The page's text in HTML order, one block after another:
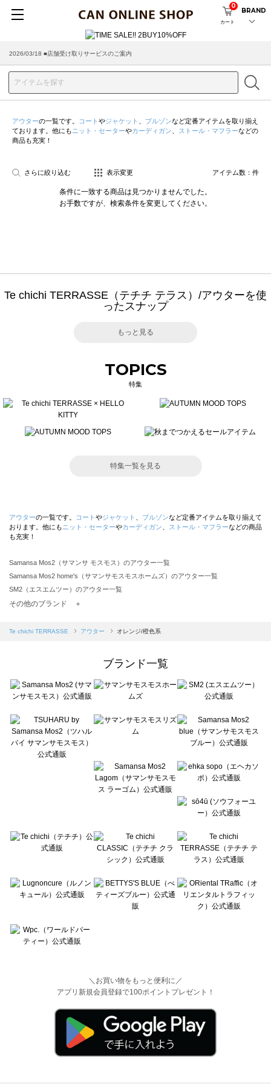
カート
0
BRAND
2026/03/18 ■店舗受け取りサービスのご案内
アウターの一覧です。 コート やジャケット ブルゾンなど定番アイテムを取り揃え
ております。他にも ニット・セーターやカーディガン ストール・マフラーなどの
商品も充実！
さらに絞り込む 表示変更 アイテム数： 件
条件に一致する商品は見つかりませんでした。
お手数ですが、検索条件を変更してください。
Te chichi TERRASSE（テチチ テラス）/アウターを使
ったスナップ
もっと見る
TOPICS
特集
特集一覧を見る
アウターの一覧です。 コート やジャケット ブルゾンなど定番アイテムを取り揃えて
おります。他にも ニット・セーターやカーディガン ストール・マフラーなどの商品
も充実！
Samansa Mos2（サマンサ モスモス）のアウター一覧
Samansa Mos2 home's（サマンサモスモスホームズ）のアウター一覧
SM2（エスエムツー）のアウター一覧
TSUHARU by Samansa Mos2（ツハルバイサマンサモスモス）のアウター一覧
Samansa Mos2 blue（サマンサモスモス ブルー）のアウター一覧
sō4ū（ソウフォーユー）のアウター一覧
Te chichi（テチチ）のアウター一覧
Te chichi CLASSIC（テチチ クラシック）のアウター一覧
Lugnoncure（ルノンキュール）のアウター一覧
BETTY'S BLUE（べティーズブルー）のアウター一覧
Wpc.（ワールドパーティー）のアウター一覧
その他のブランド ＋
Te chichi TERRASSE アウター オレンジ/橙色系
ブランド一覧
＼お買い物をもっと便利に／
アプリ新規会員登録で100ポイントプレゼント！